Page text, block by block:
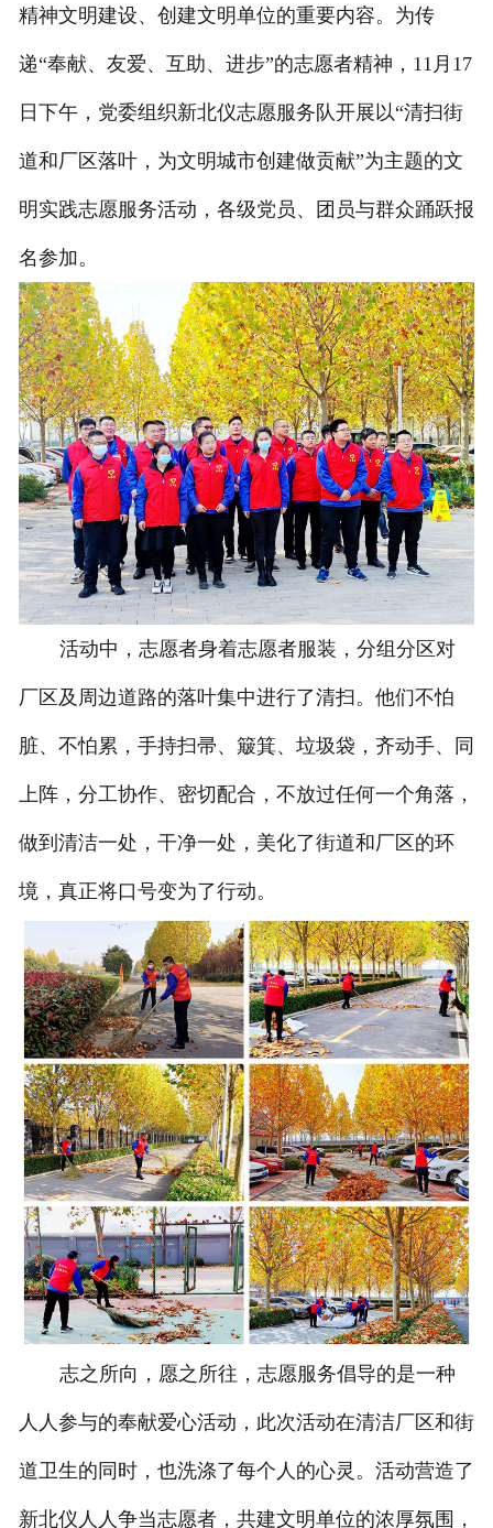
精神文明建设、创建文明单位的重要内容。为传
递“奉献、友爱、互助、进步”的志愿者精神，11月17
日下午，党委组织新北仪志愿服务队开展以“清扫街
道和厂区落叶，为文明城市创建做贡献”为主题的文
明实践志愿服务活动，各级党员、团员与群众踊跃报
名参加。
活动中，志愿者身着志愿者服装，分组分区对
厂区及周边道路的落叶集中进行了清扫。他们不怕
脏、不怕累，手持扫帚、簸箕、垃圾袋，齐动手、同
上阵，分工协作、密切配合，不放过任何一个角落，
做到清洁一处，干净一处，美化了街道和厂区的环
境，真正将口号变为了行动。
志之所向，愿之所往，志愿服务倡导的是一种
人人参与的奉献爱心活动，此次活动在清洁厂区和街
道卫生的同时，也洗涤了每个人的心灵。活动营造了
新北仪人人争当志愿者，共建文明单位的浓厚氛围，